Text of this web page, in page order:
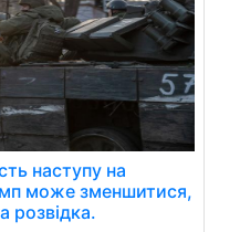
наступу на
може зменшитися,
розвідка.